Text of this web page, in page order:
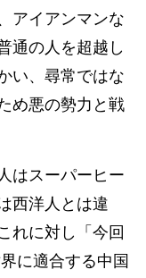
アイアンマンな
通の人を超越し
い、尋常ではな
め悪の勢力と戦
スーパーヒー
西洋人とは違
れに対し「今回
に適合する中国